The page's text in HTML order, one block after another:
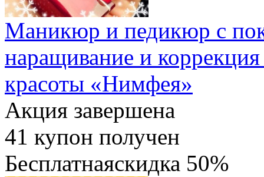
Маникюр и педикюр с
наращивание и
красоты «Нимфея»
Акция завершена
41 купон получен
Бесплатнаяскидка 50%